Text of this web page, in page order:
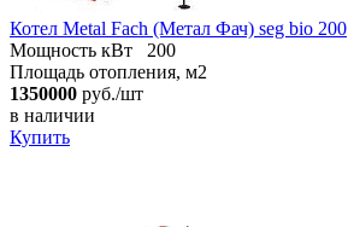
Котел Metal Fach (Метал Фач) seg bio 200
Мощность кВт
200
Площадь отопления, м2
1350000 руб./шт
в наличии
Купить